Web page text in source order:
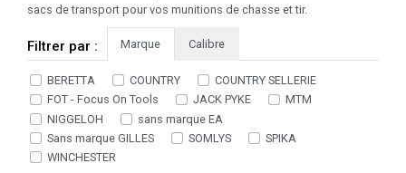
sacs de transport pour vos munitions de chasse et tir.
Filtrer par : Marque Calibre
BERETTA COUNTRY
COUNTRY SELLERIE
FOT - Focus On Tools
JACK PYKE
MTM
NIGGELOH
sans marque EA
Sans marque GILLES
SOMLYS
SPIKA
WINCHESTER